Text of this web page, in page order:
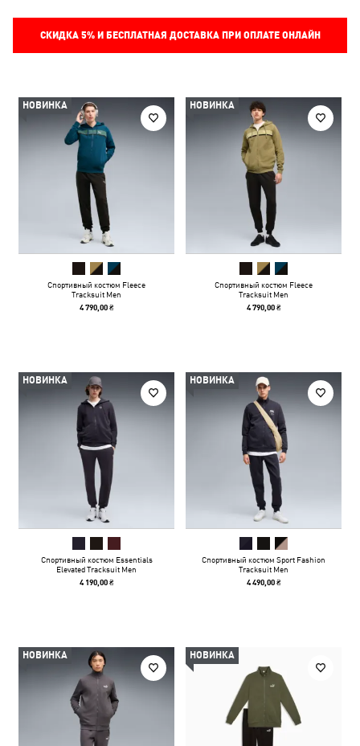
СКИДКА 5%И БЕСПЛАТНАЯ ДОСТАВКА ПРИ ОПЛАТЕ ОНЛАЙН
НОВИНКА
Спортивный костюм Fleece
Tracksuit Men
4 790,00 ₴
НОВИНКА
Спортивный костюм Fleece
Tracksuit Men
4 790,00 ₴
НОВИНКА
Спортивный костюм Essentials
Elevated Tracksuit Men
4 190,00 ₴
НОВИНКА
Спортивный костюм Sport Fashion
Tracksuit Men
4 490,00 ₴
НОВИНКА НОВИНКА